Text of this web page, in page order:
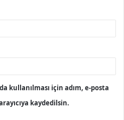
kullanılması için adım, e-posta
kaydedilsin.